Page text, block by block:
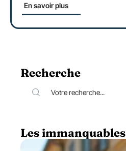
En savoir plus
Recherche
Les immanquables